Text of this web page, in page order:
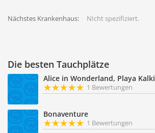
Nächstes Krankenhaus: NIcht spezifiziert.
Die besten Tauchplätze
Alice in Wonderland, Playa Kalki
1 Bewertungen
Bonaventure
1 Bewertungen